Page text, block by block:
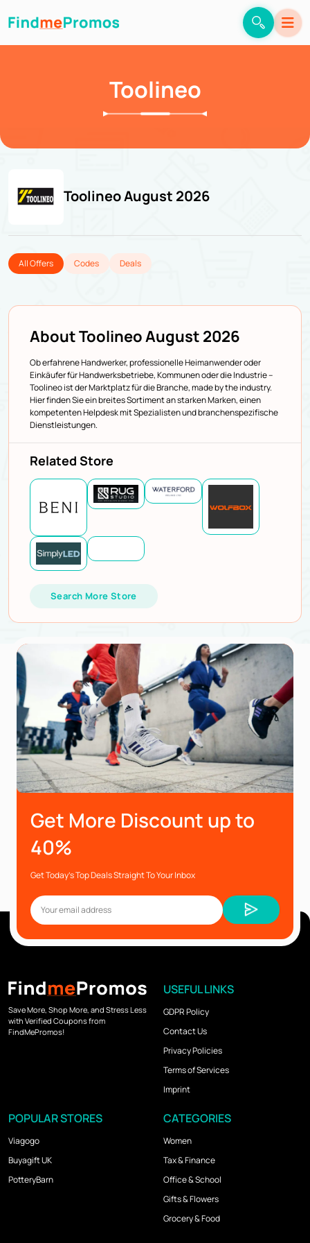
Toolineo
Toolineo August 2026
All Offers Codes Deals
About Toolineo August 2026
Ob erfahrene Handwerker, professionelle Heimanwender oder
Einkäufer für Handwerksbetriebe, Kommunen oder die Industrie –
Toolineo ist der Marktplatz für die Branche, made by the industry.
Hier finden Sie ein breites Sortiment an starken Marken, einen
kompetenten Helpdesk mit Spezialisten und branchenspezifische
Dienstleistungen.
Related Store
Search More Store
Get More Discount up to
40%
Get Today’s Top Deals Straight To Your Inbox
Save More, Shop More, and Stress Less
with Verified Coupons from
FindMePromos!
USEFUL LINKS
GDPR Policy
Contact Us
Privacy Policies
Terms of Services
Imprint
POPULAR STORES
Viagogo
Buyagift UK
PotteryBarn
CATEGORIES
Women
Tax & Finance
Office & School
Gifts & Flowers
Grocery & Food